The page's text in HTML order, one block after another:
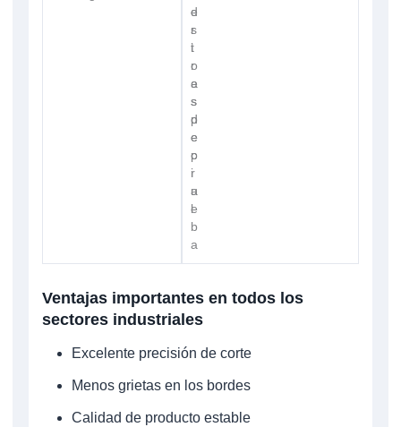
d
r
i
o
e
s
p
e
c
i
a
l
e
s
t
r
a
s
d
e
p
r
u
e
b
a
Ventajas importantes en todos los
sectores industriales
Excelente precisión de corte
Menos grietas en los bordes
Calidad de producto estable